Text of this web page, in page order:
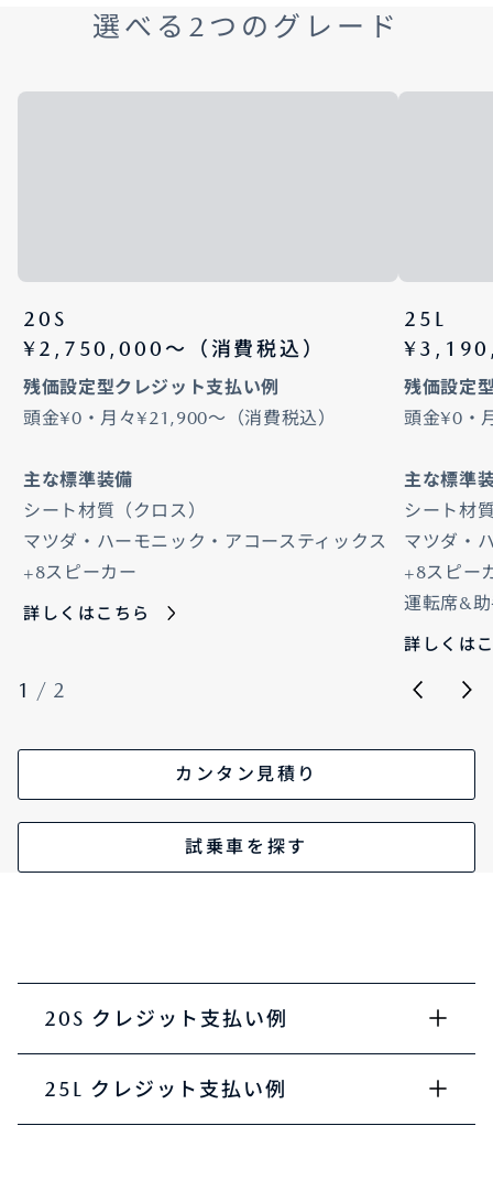
選べる2つのグレード
20S
¥2,750,000〜（消費税込）
残価設定型クレジット支払い例
頭金¥0・月々¥21,900～（消費税込）
主な標準装備
シート材質（クロス）
マツダ・ハーモニック・アコースティックス
+8スピーカー
詳しくはこちら
25L
残価設定
頭金¥0・
主な標準
シート材
マツダ・
+8スピー
運転席&
詳しくは
1 / 2
カンタン見積り
試乗車を探す
20S クレジット支払い例
25L クレジット支払い例